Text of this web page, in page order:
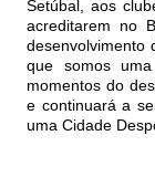
Setúbal, aos
acreditarem no
desenvolvimento
que somos
momentos do
e continuará a
uma Cidade